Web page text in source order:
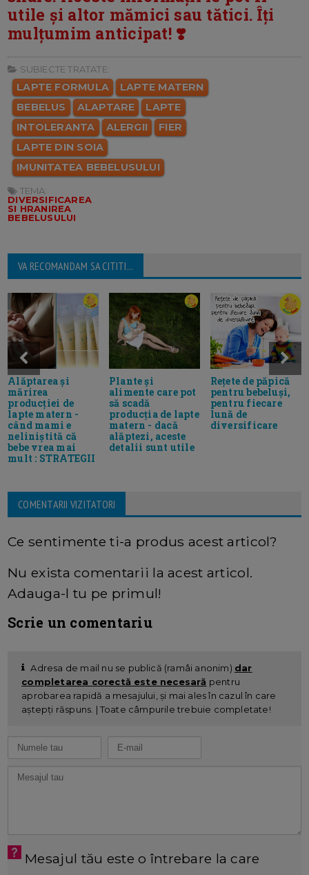
utile și altor mămici sau tătici. Îți
mulțumim anticipat! ❣️
SUBIECTE TRATATE:
LAPTE FORMULA
LAPTE MATERN
BEBELUS
ALAPTARE
LAPTE
INTOLERANTA
ALERGII
FIER
LAPTE DIN SOIA
IMUNITATEA BEBELUSULUI
TEMA:
DIVERSIFICAREA
SI HRANIREA
BEBELUSULUI
VA RECOMANDAM SA CITITI...
Alăptarea și
mărirea
producției de
lapte matern -
când mami e
neliniștită că
bebe vrea mai
mult : STRATEGII
Plante și
alimente care pot
să scadă
producția de lapte
matern - dacă
alăptezi, aceste
detalii sunt utile
Rețete de păpică
pentru bebeluși,
pentru fiecare
lună de
diversificare
COMENTARII VIZITATORI
Ce sentimente ti-a produs acest articol?
Nu exista comentarii la acest articol.
Adauga-l tu pe primul!
Scrie un comentariu
Adresa de mail nu se publică (ramâi anonim) dar
completarea corectă este necesară pentru
aprobarea rapidă a mesajului, și mai ales în cazul în care
aștepți răspuns. | Toate câmpurile trebuie completate!
Mesajul tău este o întrebare la care